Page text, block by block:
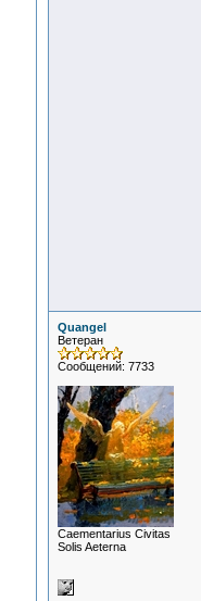
Quangel
Ветеран
Сообщений: 7733
Сaementarius Civitas
Solis Aeterna